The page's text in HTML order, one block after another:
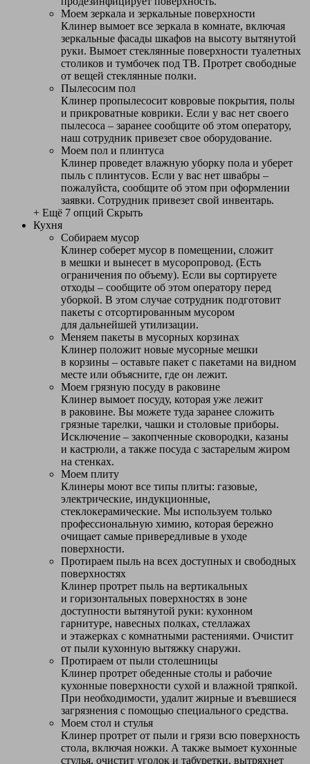
Моем зеркала и зеркальные поверхности
Клинер вымоет все зеркала в комнате, включая
зеркальные фасады шкафов на высоту вытянутой
руки. Вымоет стеклянные поверхности туалетных
столиков и тумбочек под ТВ. Протрет свободные
от вещей стеклянные полки.
Пылесосим пол
Клинер пропылесосит ковровые покрытия, полы
и прикроватные коврики. Если у вас нет своего
пылесоса – заранее сообщите об этом оператору,
наш сотрудник привезет свое оборудование.
Моем пол и плинтуса
Клинер проведет влажную уборку пола и уберет
пыль с плинтусов. Если у вас нет швабры –
пожалуйста, сообщите об этом при оформлении
заявки. Сотрудник привезет свой инвентарь.
+ Ещё 7 опций Скрыть
Кухня
Собираем мусор
Клинер соберет мусор в помещении, сложит
в мешки и вынесет в мусоропровод. (Есть
ограничения по объему). Если вы сортируете
отходы – сообщите об этом оператору перед
уборкой. В этом случае сотрудник подготовит
пакеты с отсортированным мусором
для дальнейшей утилизации.
Меняем пакеты в мусорных корзинах
Клинер положит новые мусорные мешки
в корзины – оставьте пакет с пакетами на видном
месте или объясните, где он лежит.
Моем грязную посуду в раковине
Клинер вымоет посуду, которая уже лежит
в раковине. Вы можете туда заранее сложить
грязные тарелки, чашки и столовые приборы.
Исключение – закопченные сковородки, казаны
и кастрюли, а также посуда с застарелым жиром
на стенках.
Моем плиту
Клинеры моют все типы плиты: газовые,
электрические, индукционные,
стеклокерамические. Мы используем только
профессиональную химию, которая бережно
очищает самые привередливые в уходе
поверхности.
Протираем пыль на всех доступных и свободных
поверхностях
Клинер протрет пыль на вертикальных
и горизонтальных поверхностях в зоне
доступности вытянутой руки: кухонном
гарнитуре, навесных полках, стеллажах
и этажерках с комнатными растениями. Очистит
от пыли кухонную вытяжку снаружи.
Протираем от пыли столешницы
Клинер протрет обеденные столы и рабочие
кухонные поверхности сухой и влажной тряпкой.
При необходимости, удалит жирные и въевшиеся
загрязнения с помощью специального средства.
Моем стол и стулья
Клинер протрет от пыли и грязи всю поверхность
стола, включая ножки. А также вымоет кухонные
стулья, очистит уголок и табуретки, вытряхнет